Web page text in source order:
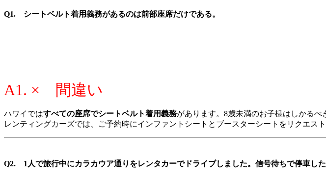
Q1. シートベルト着用義務があるのは前部座席だけである。
A1. × 間違い
ハワイではすべての座席でシートベルト着用義務があります。8歳未満のお子様はしかるべ
レンティングカーズでは、ご予約時にインファントシートとブースターシートをリクエス
Q2. 1人で旅行中にカラカウア通りをレンタカーでドライブしました。信号待ちで停車し